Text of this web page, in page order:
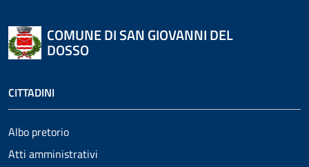
COMUNE DI SAN GIOVANNI DEL
DOSSO
CITTADINI
Albo pretorio
Atti amministrativi